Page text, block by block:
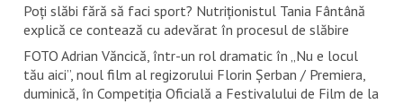
Poți slăbi fără să faci sport? Nutriționistul Tania Fântână
explică ce contează cu adevărat în procesul de slăbire
FOTO Adrian Văncică, într-un rol dramatic în „Nu e locul
tău aici”, noul film al regizorului Florin Șerban / Premiera,
duminică, în Competiția Oficială a Festivalului de Film de la